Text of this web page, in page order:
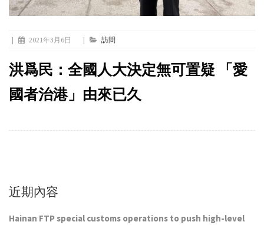
| 2021年3月6日 | 訪問
洪爲民：全國人大決定無可置疑 「愛
國者治港」由來已久
近期內容
Hainan FTP special customs operations to push high-level